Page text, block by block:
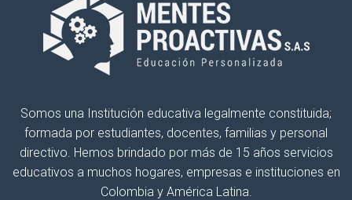
Somos una Institución educativa legalmente constituida;
formada por estudiantes, docentes, familias y personal
directivo. Hemos brindado por más de 15 años servicios
educativos a muchos hogares, empresas e instituciones en
Colombia y América Latina.